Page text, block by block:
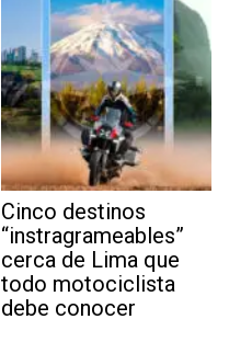
Cinco destinos
“instragrameables”
cerca de Lima que
todo motociclista
debe conocer